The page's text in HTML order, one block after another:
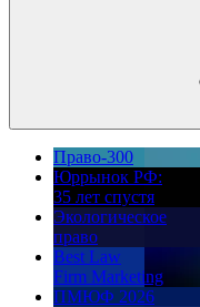
Право-300
Юррынок РФ:
35 лет спустя
Экологическое
право
Best Law
Firm Marketing
ПМЮФ 2026